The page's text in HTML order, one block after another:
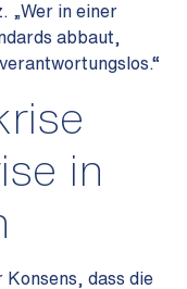
„Wer in einer
abbaut,
in
dass die